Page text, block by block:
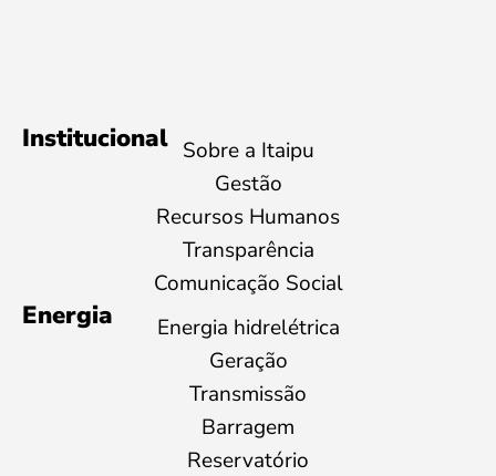
Institucional Sobre a Itaipu
Gestão
Recursos Humanos
Transparência
Comunicação Social
Energia
Energia hidrelétrica
Geração
Transmissão
Barragem
Reservatório